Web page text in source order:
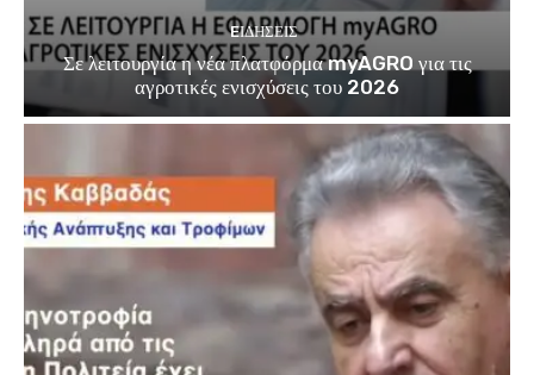
EΙΔΗΣΕΙΣ
Σε λειτουργία η νέα πλατφόρμα myAGRO για τις
αγροτικές ενισχύσεις του 2026